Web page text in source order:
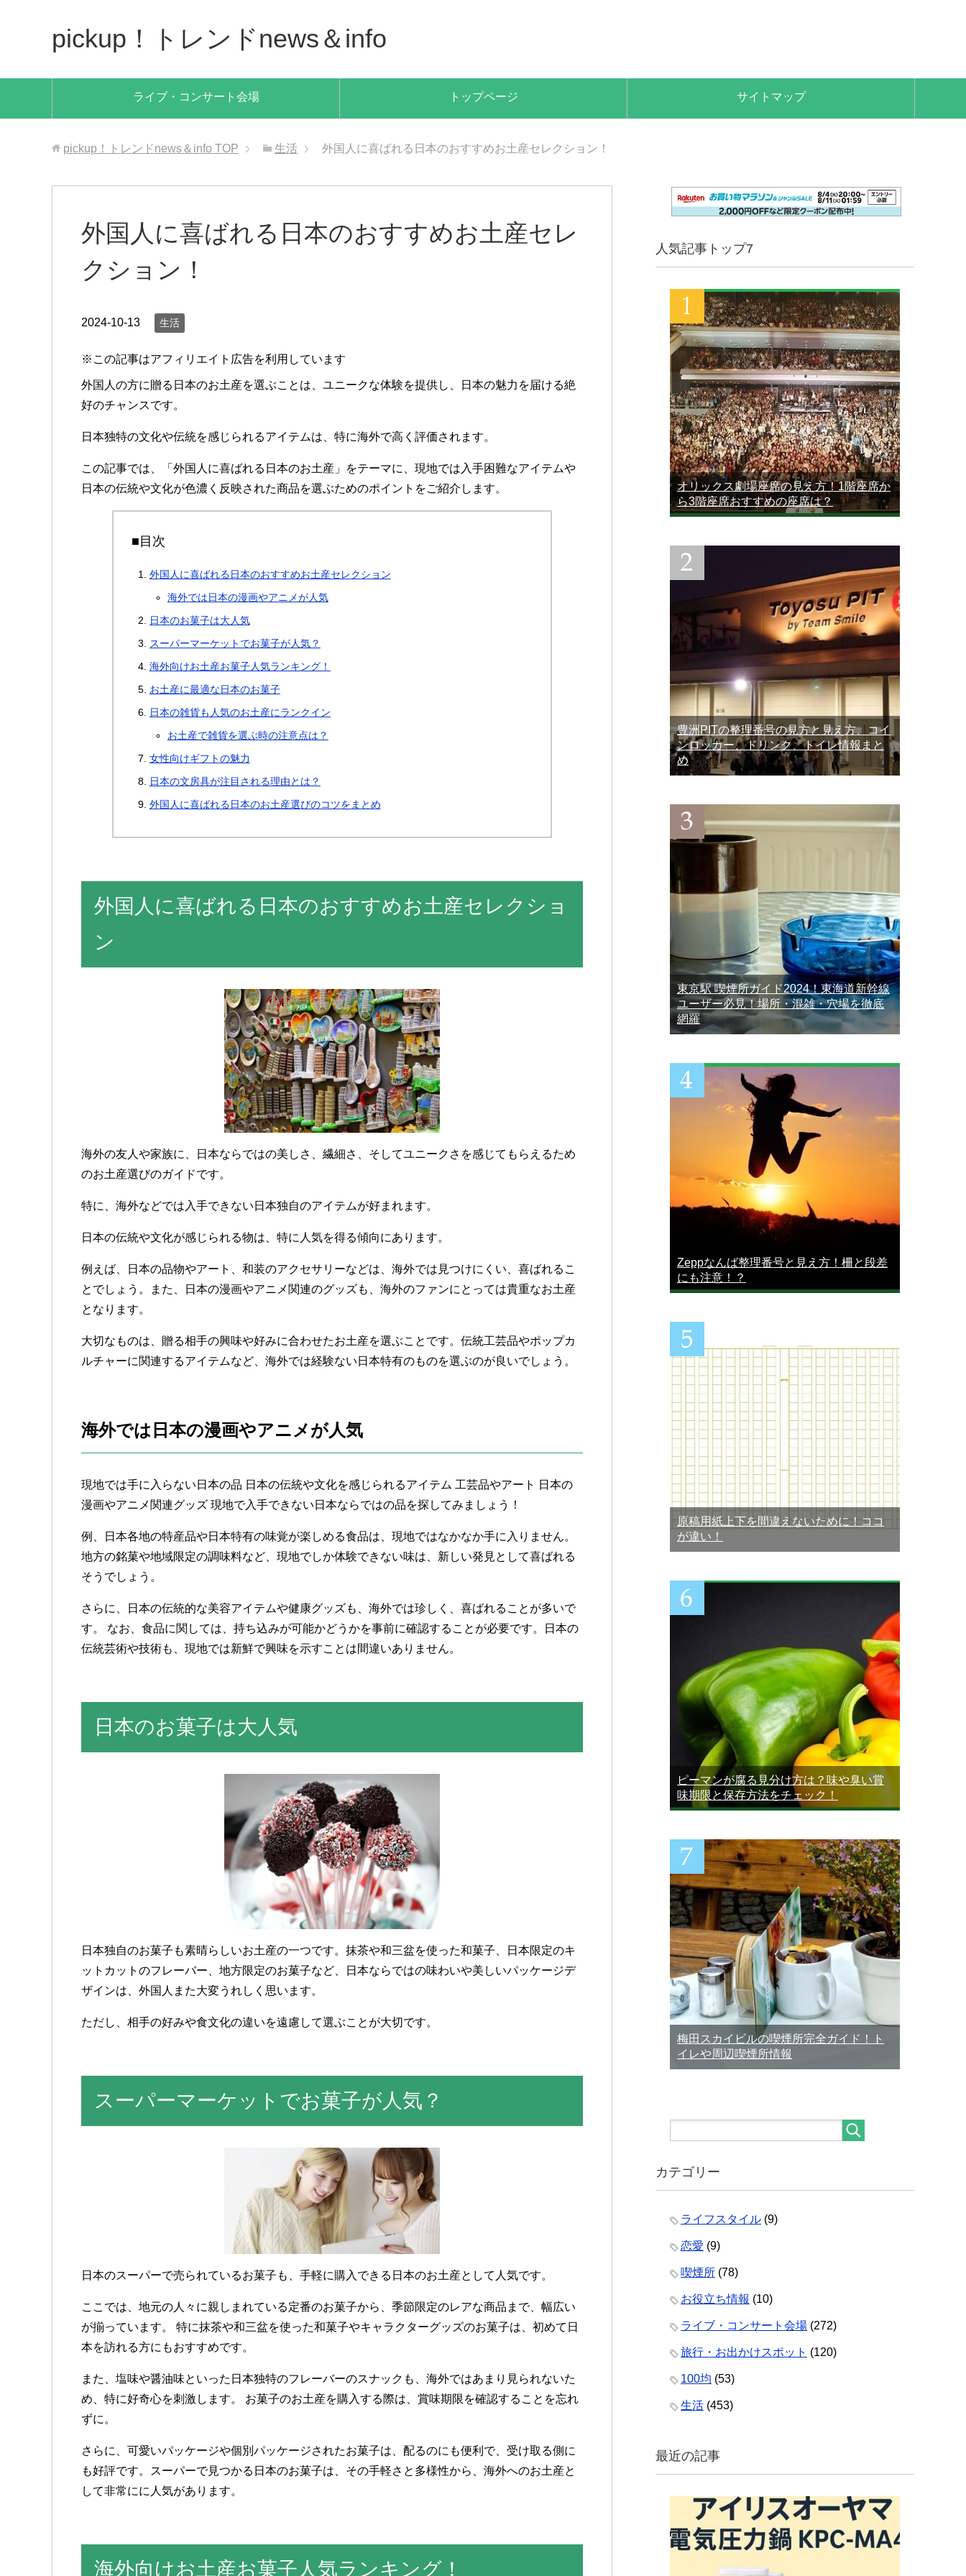
pickup！トレンドnews＆info
ライブ・コンサート会場 トップページ サイトマップ
pickup！トレンドnews＆info TOP 生活 外国人に喜ばれる日本のおすすめお土産セレクション！
外国人に喜ばれる日本のおすすめお土産セレ
クション！
2024-10-13 生活
※この記事はアフィリエイト広告を利用しています
外国人の方に贈る日本のお土産を選ぶことは、ユニークな体験を提供し、日本の魅力を届ける絶
好のチャンスです。
日本独特の文化や伝統を感じられるアイテムは、特に海外で高く評価されます。
この記事では、「外国人に喜ばれる日本のお土産」をテーマに、現地では入手困難なアイテムや
日本の伝統や文化が色濃く反映された商品を選ぶためのポイントをご紹介します。
■目次
外国人に喜ばれる日本のおすすめお土産セレクション
海外では日本の漫画やアニメが人気
日本のお菓子は大人気
スーパーマーケットでお菓子が人気？
海外向けお土産お菓子人気ランキング！
お土産に最適な日本のお菓子
日本の雑貨も人気のお土産にランクイン
お土産で雑貨を選ぶ時の注意点は？
女性向けギフトの魅力
日本の文房具が注目される理由とは？
外国人に喜ばれる日本のお土産選びのコツをまとめ
外国人に喜ばれる日本のおすすめお土産セレクショ
ン
海外の友人や家族に、日本ならではの美しさ、繊細さ、そしてユニークさを感じてもらえるため
のお土産選びのガイドです。
特に、海外などでは入手できない日本独自のアイテムが好まれます。
日本の伝統や文化が感じられる物は、特に人気を得る傾向にあります。
例えば、日本の品物やアート、和装のアクセサリーなどは、海外では見つけにくい、喜ばれるこ
とでしょう。また、日本の漫画やアニメ関連のグッズも、海外のファンにとっては貴重なお土産
となります。
大切なものは、贈る相手の興味や好みに合わせたお土産を選ぶことです。伝統工芸品やポップカ
ルチャーに関連するアイテムなど、海外では経験ない日本特有のものを選ぶのが良いでしょう。
海外では日本の漫画やアニメが人気
現地では手に入らない日本の品 日本の伝統や文化を感じられるアイテム 工芸品やアート 日本の
漫画やアニメ関連グッズ 現地で入手できない日本ならではの品を探してみましょう！
例、日本各地の特産品や日本特有の味覚が楽しめる食品は、現地ではなかなか手に入りません。
地方の銘菓や地域限定の調味料など、現地でしか体験できない味は、新しい発見として喜ばれる
そうでしょう。
さらに、日本の伝統的な美容アイテムや健康グッズも、海外では珍しく、喜ばれることが多いで
す。 なお、食品に関しては、持ち込みが可能かどうかを事前に確認することが必要です。日本の
伝統芸術や技術も、現地では新鮮で興味を示すことは間違いありません。
日本のお菓子は大人気
日本独自のお菓子も素晴らしいお土産の一つです。抹茶や和三盆を使った和菓子、日本限定のキ
ットカットのフレーバー、地方限定のお菓子など、日本ならではの味わいや美しいパッケージデ
ザインは、外国人また大変うれしく思います。
ただし、相手の好みや食文化の違いを遠慮して選ぶことが大切です。
スーパーマーケットでお菓子が人気？
日本のスーパーで売られているお菓子も、手軽に購入できる日本のお土産として人気です。
ここでは、地元の人々に親しまれている定番のお菓子から、季節限定のレアな商品まで、幅広い
が揃っています。 特に抹茶や和三盆を使った和菓子やキャラクターグッズのお菓子は、初めて日
本を訪れる方にもおすすめです。
また、塩味や醤油味といった日本独特のフレーバーのスナックも、海外ではあまり見られないた
め、特に好奇心を刺激します。 お菓子のお土産を購入する際は、賞味期限を確認することを忘れ
ずに。
さらに、可愛いパッケージや個別パッケージされたお菓子は、配るのにも便利で、受け取る側に
も好評です。スーパーで見つかる日本のお菓子は、その手軽さと多様性から、海外へのお土産と
して非常にに人気があります。
海外向けお土産お菓子人気ランキング！
人気記事トップ7
オリックス劇場座席の見え方！1階座席か
ら3階座席おすすめの座席は？
豊洲PITの整理番号の見方と見え方、コイ
ンロッカー、ドリンク、トイレ情報まと
め
東京駅 喫煙所ガイド2024！東海道新幹線
ユーザー必見！場所・混雑・穴場を徹底
網羅
Zeppなんば整理番号と見え方！柵と段差
にも注意！？
原稿用紙上下を間違えないために！ココ
が違い！
ピーマンが腐る見分け方は？味や臭い賞
味期限と保存方法をチェック！
梅田スカイビルの喫煙所完全ガイド！ト
イレや周辺喫煙所情報
カテゴリー
ライフスタイル (9)
恋愛 (9)
喫煙所 (78)
お役立ち情報 (10)
ライブ・コンサート会場 (272)
旅行・お出かけスポット (120)
100均 (53)
生活 (453)
最近の記事